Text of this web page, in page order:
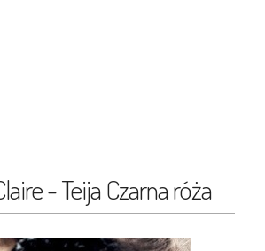
- Teija Czarna róża